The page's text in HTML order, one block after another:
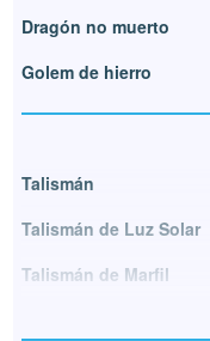
Dragón no muerto
Golem de hierro
Talismán
Talismán de Luz Solar
Talismán de Marfil